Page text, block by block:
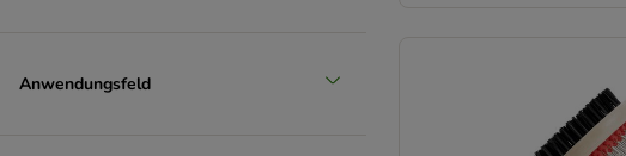
Anwendungsfeld